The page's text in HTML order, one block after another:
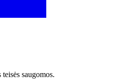
saugomos.